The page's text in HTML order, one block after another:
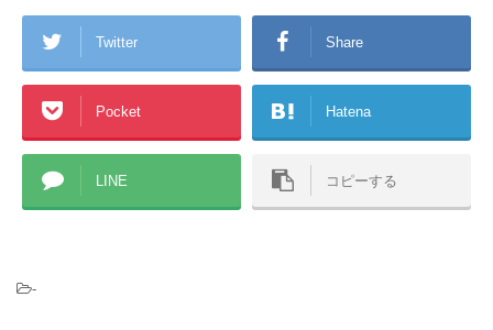
Twitter Share
Pocket Hatena
LINE コピーする
-